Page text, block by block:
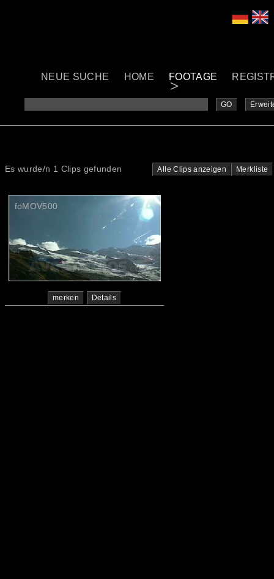
NEUE SUCHE HOME FOOTAGE
GO
Es wurde/n 1 Clips gefunden Alle Clips anzeigen Merkliste
foMOV500
merken Details